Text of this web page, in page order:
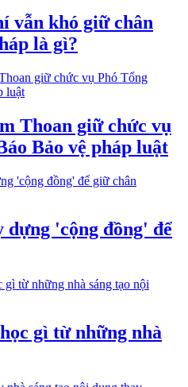
vẫn khó giữ chân
là gì?
Thoan giữ chức vụ
Bảo vệ pháp luật
'cộng đồng' để
gì từ những nhà